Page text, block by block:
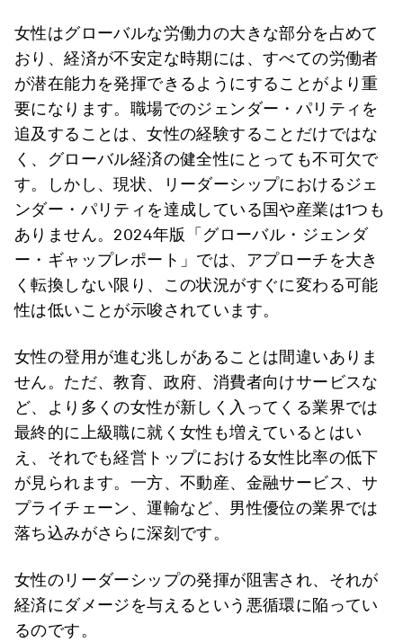
女性はグローバルな労働力の大きな部分を占めて
おり、経済が不安定な時期には、すべての労働者
が潜在能力を発揮できるようにすることがより重
要になります。職場でのジェンダー・パリティを
追及することは、女性の経験することだけではな
く、グローバル経済の健全性にとっても不可欠で
す。しかし、現状、リーダーシップにおけるジェ
ンダー・パリティを達成している国や産業は1つも
ありません。2024年版「グローバル・ジェンダ
ー・ギャップレポート」では、アプローチを大き
く転換しない限り、この状況がすぐに変わる可能
性は低いことが示唆されています。
女性の登用が進む兆しがあることは間違いありま
せん。ただ、教育、政府、消費者向けサービスな
ど、より多くの女性が新しく入ってくる業界では
最終的に上級職に就く女性も増えているとはい
え、それでも経営トップにおける女性比率の低下
が見られます。一方、不動産、金融サービス、サ
プライチェーン、運輸など、男性優位の業界では
落ち込みがさらに深刻です。
女性のリーダーシップの発揮が阻害され、それが
経済にダメージを与えるという悪循環に陥ってい
るのです。